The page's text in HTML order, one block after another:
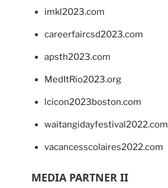
imkl2023.com
careerfaircsd2023.com
apsth2023.com
MedItRio2023.org
lcicon2023boston.com
waitangidayfestival2022.com
vacancesscolaires2022.com
MEDIA PARTNER II